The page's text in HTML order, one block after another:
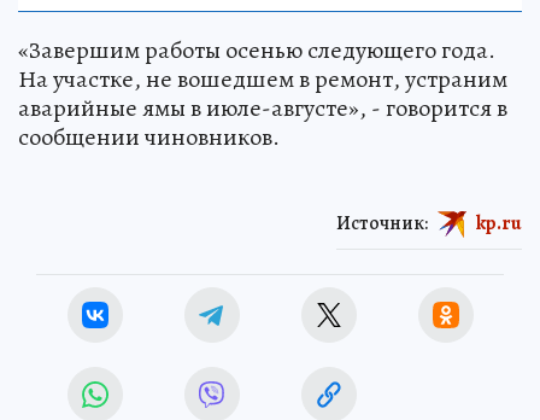
«Завершим работы осенью следующего года.
На участке, не вошедшем в ремонт, устраним
аварийные ямы в июле-августе», - говорится в
сообщении чиновников.
Источник: kp.ru